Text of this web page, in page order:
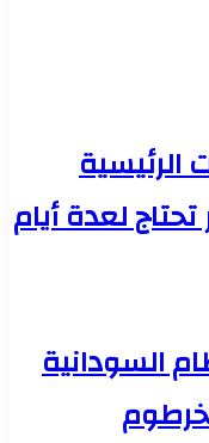
الرئيسية
لعدة أيام
السودانية